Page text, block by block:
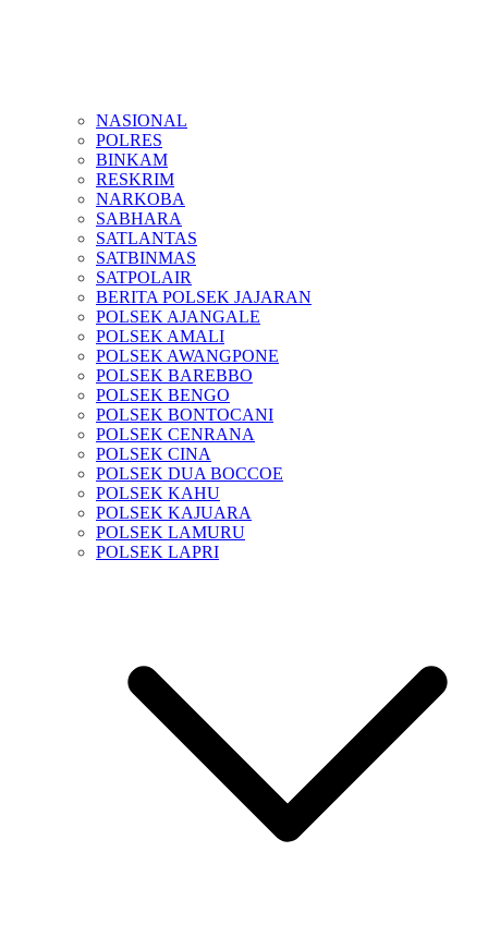
NASIONAL
POLRES
BINKAM
RESKRIM
NARKOBA
SABHARA
SATLANTAS
SATBINMAS
SATPOLAIR
BERITA POLSEK JAJARAN
POLSEK AJANGALE
POLSEK AMALI
POLSEK AWANGPONE
POLSEK BAREBBO
POLSEK BENGO
POLSEK BONTOCANI
POLSEK CENRANA
POLSEK CINA
POLSEK DUA BOCCOE
POLSEK KAHU
POLSEK KAJUARA
POLSEK LAMURU
POLSEK LAPRI